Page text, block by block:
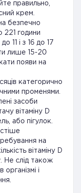
правильно,
крем.
безпечно
221 години
11 і з 16 до 17
лише 15-20
появи на
категорично
променями.
засоби
вітаміну D
або пігулок.
на
вітаміну D
Не слід також
організмі і